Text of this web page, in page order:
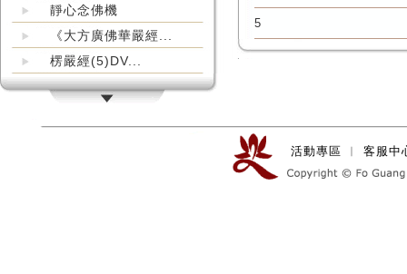
靜心念佛機
《大方廣佛華嚴經...
楞嚴經(5)DV...
5
活動專區 ︱ 客服中